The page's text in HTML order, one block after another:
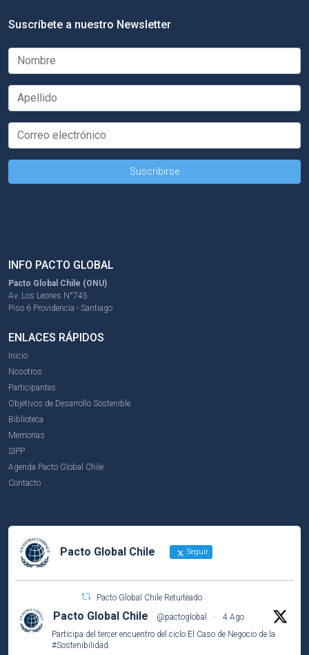
Suscríbete a nuestro Newsletter
INFO PACTO GLOBAL
Pacto Global Chile (ONU)
Av. Los Leones N°745
Piso 6 Providencia - Santiago
ENLACES RÁPIDOS
Inicio
Nosotros
Participantes
Objetivos de Desarrollo Sostenible
Biblioteca
Memorias
SIPP
Agenda Pacto Global Chile
Contacto
Pacto Global Chile Seguir
Pacto Global Chile Retuiteado
Pacto Global Chile @pactoglobal ·
4 Ago
Participa del tercer encuentro del ciclo El Caso de Negocio de la
#Sostenibilidad